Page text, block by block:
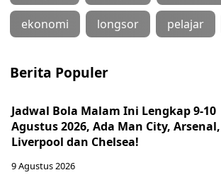
ekonomi longsor pelajar
Berita Populer
Jadwal Bola Malam Ini Lengkap 9-10
Agustus 2026, Ada Man City, Arsenal,
Liverpool dan Chelsea!
9 Agustus 2026